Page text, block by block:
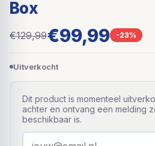
Box
€129,99€99,99 -23%
Uitverkocht
Dit product is momenteel
achter en ontvang een melding
beschikbaar is.